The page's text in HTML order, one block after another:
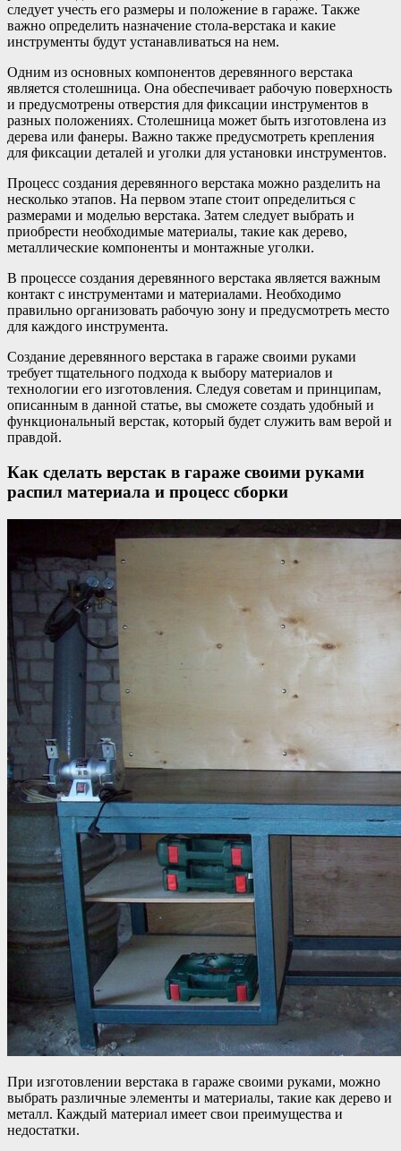
следует учесть его размеры и положение в гараже. Также
важно определить назначение стола-верстака и какие
инструменты будут устанавливаться на нем.
Одним из основных компонентов деревянного верстака
является столешница. Она обеспечивает рабочую поверхность
и предусмотрены отверстия для фиксации инструментов в
разных положениях. Столешница может быть изготовлена из
дерева или фанеры. Важно также предусмотреть крепления
для фиксации деталей и уголки для установки инструментов.
Процесс создания деревянного верстака можно разделить на
несколько этапов. На первом этапе стоит определиться с
размерами и моделью верстака. Затем следует выбрать и
приобрести необходимые материалы, такие как дерево,
металлические компоненты и монтажные уголки.
В процессе создания деревянного верстака является важным
контакт с инструментами и материалами. Необходимо
правильно организовать рабочую зону и предусмотреть место
для каждого инструмента.
Создание деревянного верстака в гараже своими руками
требует тщательного подхода к выбору материалов и
технологии его изготовления. Следуя советам и принципам,
описанным в данной статье, вы сможете создать удобный и
функциональный верстак, который будет служить вам верой и
правдой.
Как сделать верстак в гараже своими руками
распил материала и процесс сборки
При изготовлении верстака в гараже своими руками, можно
выбрать различные элементы и материалы, такие как дерево и
металл. Каждый материал имеет свои преимущества и
недостатки.